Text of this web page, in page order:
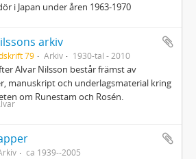
i Japan under åren 1963-1970
arkiv
79 Arkiv 1930-tal - 2010
Alvar Nilsson består främst av
manuskript och underlagsmaterial kring
om Runestam och Rosén.
ca 1939--2005